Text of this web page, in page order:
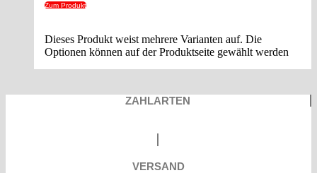
Zum Produkt
Dieses Produkt weist mehrere Varianten auf. Die
Optionen können auf der Produktseite gewählt werden
ZAHLARTEN
VERSAND